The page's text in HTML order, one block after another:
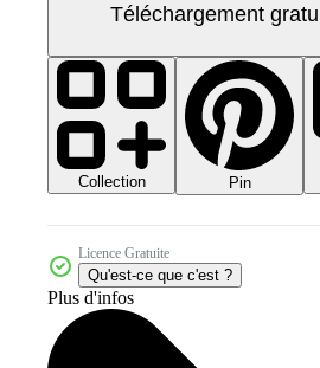
Téléchargement
Collection Pin
Licence Gratuite
Qu'est-ce que c'est ?
Plus d'infos